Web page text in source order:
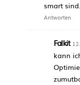
smart sind.
Antworten
Falkit
kann